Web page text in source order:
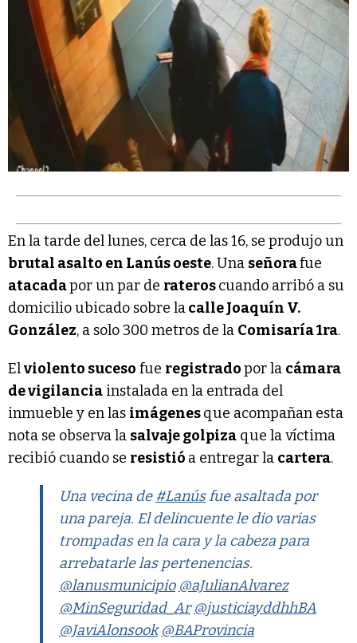
En la tarde del lunes, cerca de las 16, se produjo un
brutal asalto en Lanús oeste. Una señorafue
atacadapor un par de rateroscuando arribó a su
domicilio ubicado sobre lacalle Joaquín V.
González, a solo 300 metros de la Comisaría 1ra.
Elviolento suceso fue registradopor la cámara
de vigilancia instalada en la entrada del
inmueble y en las imágenesque acompañan esta
nota se observa la salvaje golpiza que la víctima
recibió cuando se resistió a entregar la cartera.
Una vecina de #Lanúsfue asaltada por
una pareja. El delincuente le dio varias
trompadas en la cara y la cabeza para
arrebatarle las pertenencias.
@lanusmunicipio @aJulianAlvarez
@MinSeguridad_Ar @justiciayddhhBA
@JaviAlonsook @BAProvincia